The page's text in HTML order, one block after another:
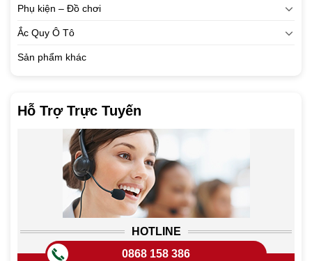
Phụ kiện – Đồ chơi
Ắc Quy Ô Tô
Sản phẩm khác
Hỗ Trợ Trực Tuyến
HOTLINE
0868 158 386